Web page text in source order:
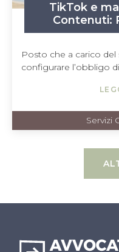
TikTok e
Contenuti:
Posto che a carico del
configurare l’obbligo
Servizi